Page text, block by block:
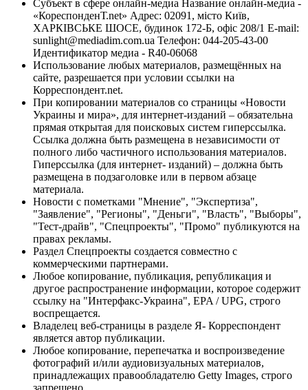
Субъект в сфере онлайн-медиа Название онлайн-медиа -
«КореспонденТ.net» Адрес: 02091, місто Київ,
ХАРКІВСЬКЕ ШОСЕ, будинок 172-Б, офіс 208/1 E-mail:
sunlight@mediadim.com.ua Телефон: 044-205-43-00
Идентификатор медиа - R40-06068
Использование любых материалов, размещённых на
сайте, разрешается при условии ссылки на
Корреспондент.net.
При копировании материалов со страницы «Новости
Украины и мира», для интернет-изданий – обязательна
прямая открытая для поисковых систем гиперссылка.
Ссылка должна быть размещена в независимости от
полного либо частичного использования материалов.
Гиперссылка (для интернет- изданий) – должна быть
размещена в подзаголовке или в первом абзаце
материала.
Новости с пометками "Мнение", "Экспертиза",
"Заявление", "Регионы", "Деньги", "Власть", "Выборы",
"Тест-драйв", "Спецпроекты", "Промо" публикуются на
правах рекламы.
Раздел Спецпроекты создается совместно с
коммерческими партнерами.
Любое копирование, публикация, републикация и
другое распространение информации, которое содержит
ссылку на "Интерфакс-Украина", EPA / UPG, строго
воспрещается.
Владелец веб-страницы в разделе Я- Корреспондент
является автор публикации.
Любое копирование, перепечатка и воспроизведение
фотографий и/или аудиовизуальных материалов,
принадлежащих правообладателю Getty Images, строго
запрещено.